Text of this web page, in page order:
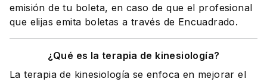
emisión de tu boleta, en caso de que el profesional
que elijas emita boletas a través de Encuadrado.
¿Qué es la terapia de kinesiología?
La terapia de kinesiología se enfoca en mejorar el